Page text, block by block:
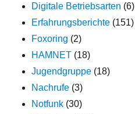
Digitale Betriebsarten (6)
Erfahrungsberichte (151)
Foxoring (2)
HAMNET (18)
Jugendgruppe (18)
Nachrufe (3)
Notfunk (30)